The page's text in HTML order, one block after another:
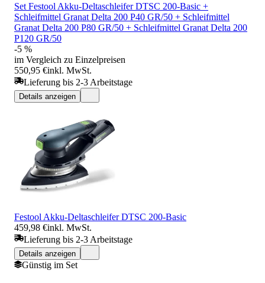
Set Festool Akku-Deltaschleifer DTSC 200-Basic +
Schleifmittel Granat Delta 200 P40 GR/50 + Schleifmittel
Granat Delta 200 P80 GR/50 + Schleifmittel Granat Delta 200
P120 GR/50
-5 %
im Vergleich zu Einzelpreisen
550,95 €inkl. MwSt.
Lieferung bis 2-3 Arbeitstage
Details anzeigen
Festool Akku-Deltaschleifer DTSC 200-Basic
459,98 €inkl. MwSt.
Lieferung bis 2-3 Arbeitstage
Details anzeigen
Günstig im Set